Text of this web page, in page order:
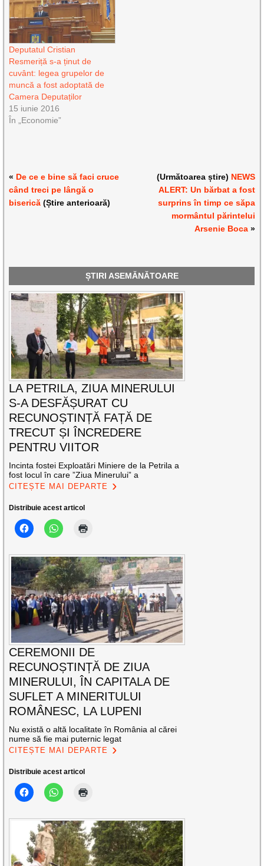
Deputatul Cristian
Resmeriță s-a ținut de
cuvânt: legea grupelor de
muncă a fost adoptată de
Camera Deputaților
15 iunie 2016
În „Economie”
« De ce e bine să faci cruce
când treci pe lângă o
biserică (Știre anterioară)
(Următoarea știre) NEWS
ALERT: Un bărbat a fost
surprins în timp ce săpa
mormântul părintelui
Arsenie Boca»
ȘTIRI ASEMĂNĂTOARE
LA PETRILA, ZIUA MINERULUI
S-A DESFĂȘURAT CU
RECUNOȘTINȚĂ FAȚĂ DE
TRECUT ȘI ÎNCREDERE
PENTRU VIITOR
Incinta fostei Exploatări Miniere de la Petrila a
fost locul în care ”Ziua Minerului” a
CITEȘTE MAI DEPARTE
Distribuie acest articol
CEREMONII DE
RECUNOȘTINȚĂ DE ZIUA
MINERULUI, ÎN CAPITALA DE
SUFLET A MINERITULUI
ROMÂNESC, LA LUPENI
Nu există o altă localitate în România al cărei
nume să fie mai puternic legat
CITEȘTE MAI DEPARTE
Distribuie acest articol